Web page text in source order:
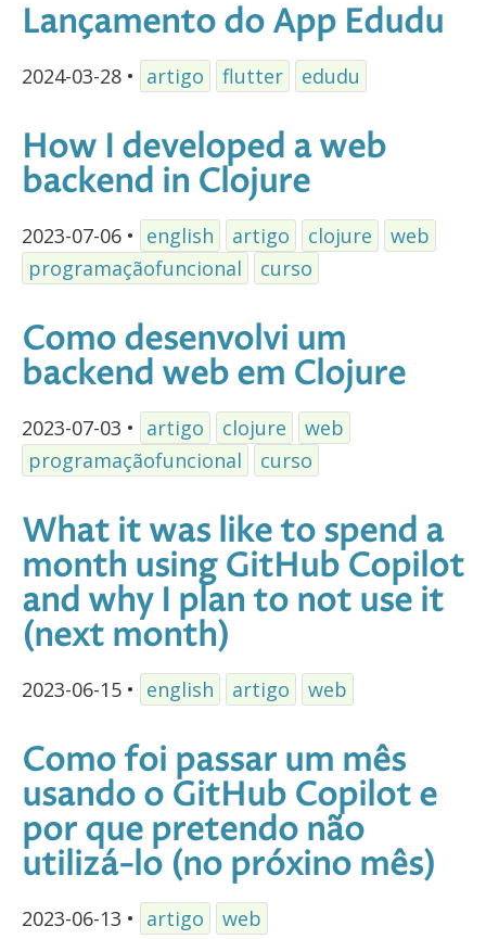
Lançamento do App Edudu
2024-03-28 • artigo flutter edudu
How I developed a web
backend in Clojure
2023-07-06 • english artigo clojure
web
programaçãofuncional
curso
Como desenvolvi um
backend web em Clojure
2023-07-03 • artigo clojure
web
programaçãofuncional
curso
What it was like to spend a
month using GitHub Copilot
and why I plan to not use it
(next month)
2023-06-15 • english artigo web
Como foi passar um mês
usando o GitHub Copilot e
por que pretendo não
utilizá-lo (no próxino mês)
2023-06-13 • artigo web